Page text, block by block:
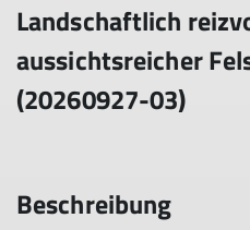
Landschaftlich
aussichtsreicher
(20260927-03)
Beschreibung